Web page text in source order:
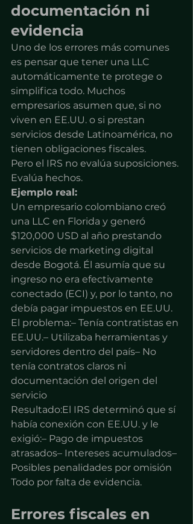
documentación ni
evidencia
Uno de los errores más comunes
es pensar que tener una LLC
automáticamente te protege o
simplifica todo. Muchos
empresarios asumen que, si no
viven en EE.UU. o si prestan
servicios desde Latinoamérica, no
tienen obligaciones fiscales.
Pero el IRS no evalúa suposiciones.
Evalúa hechos.
Ejemplo real:
Un empresario colombiano creó
una LLC en Florida y generó
$120,000 USD al año prestando
servicios de marketing digital
desde Bogotá. Él asumía que su
ingreso no era efectivamente
conectado (ECI) y, por lo tanto, no
debía pagar impuestos en EE.UU.
El problema:– Tenía contratistas en
EE.UU.– Utilizaba herramientas y
servidores dentro del país– No
tenía contratos claros ni
documentación del origen del
servicio
Resultado:El IRS determinó que sí
había conexión con EE.UU. y le
exigió:– Pago de impuestos
atrasados– Intereses acumulados–
Posibles penalidades por omisión
Todo por falta de evidencia.
Errores fiscales en